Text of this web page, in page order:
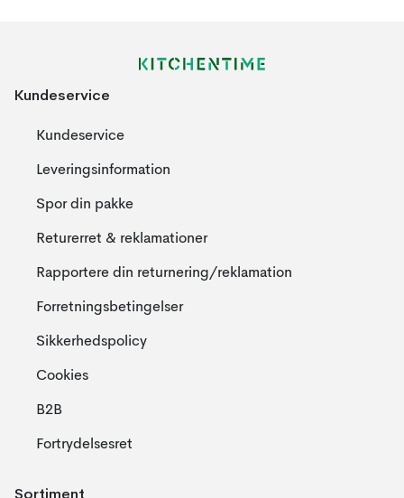
Kundeservice
Kundeservice
Leveringsinformation
Spor din pakke
Returerret & reklamationer
Rapportere din returnering/reklamation
Forretningsbetingelser
Sikkerhedspolicy
Cookies
B2B
Fortrydelsesret
Sortiment